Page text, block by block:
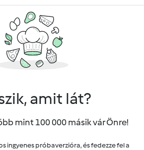
amit lát?
mint 100 000 másik vár Önre!
ingyenes próbaverzióra, és fedezze fel a